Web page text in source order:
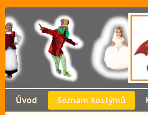
Úvod Seznam kostýmů